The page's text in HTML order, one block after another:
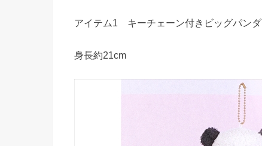
アイテム1 キーチェーン付きビッグパンダ
身長約21cm